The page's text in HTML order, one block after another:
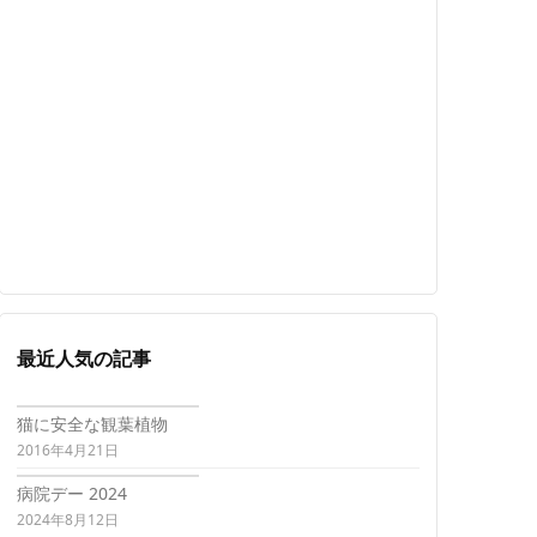
最近人気の記事
猫に安全な観葉植物
2016年4月21日
病院デー 2024
2024年8月12日